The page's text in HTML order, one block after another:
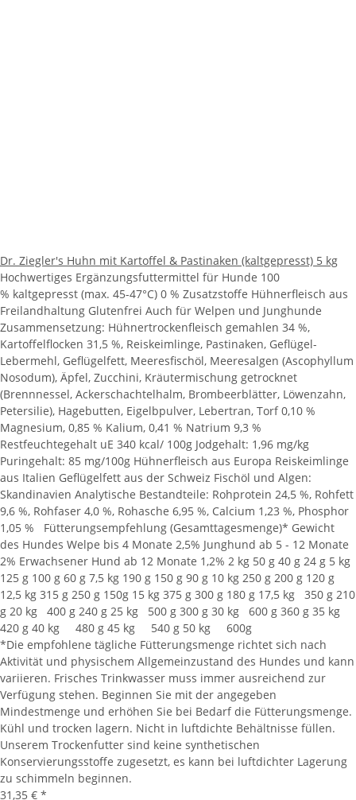
Dr. Ziegler's Huhn mit Kartoffel & Pastinaken (kaltgepresst) 5 kg
Hochwertiges Ergänzungsfuttermittel für Hunde 100
% kaltgepresst (max. 45-47°C) 0 % Zusatzstoffe Hühnerfleisch aus
Freilandhaltung Glutenfrei Auch für Welpen und Junghunde
Zusammensetzung: Hühnertrockenfleisch gemahlen 34 %,
Kartoffelflocken 31,5 %, Reiskeimlinge, Pastinaken, Geflügel-
Lebermehl, Geflügelfett, Meeresfischöl, Meeresalgen (Ascophyllum
Nosodum), Äpfel, Zucchini, Kräutermischung getrocknet
(Brennnessel, Ackerschachtelhalm, Brombeerblätter, Löwenzahn,
Petersilie), Hagebutten, Eigelbpulver, Lebertran, Torf 0,10 %
Magnesium, 0,85 % Kalium, 0,41 % Natrium 9,3 %
Restfeuchtegehalt uE 340 kcal/ 100g Jodgehalt: 1,96 mg/kg
Puringehalt: 85 mg/100g Hühnerfleisch aus Europa Reiskeimlinge
aus Italien Geflügelfett aus der Schweiz Fischöl und Algen:
Skandinavien Analytische Bestandteile: Rohprotein 24,5 %, Rohfett
9,6 %, Rohfaser 4,0 %, Rohasche 6,95 %, Calcium 1,23 %, Phosphor
1,05 % Fütterungsempfehlung (Gesamttagesmenge)* Gewicht
des Hundes Welpe bis 4 Monate 2,5% Junghund ab 5 - 12 Monate
2% Erwachsener Hund ab 12 Monate 1,2% 2 kg 50 g 40 g 24 g 5 kg
125 g 100 g 60 g 7,5 kg 190 g 150 g 90 g 10 kg 250 g 200 g 120 g
12,5 kg 315 g 250 g 150g 15 kg 375 g 300 g 180 g 17,5 kg 350 g 210
g 20 kg 400 g 240 g 25 kg 500 g 300 g 30 kg 600 g 360 g 35 kg
420 g 40 kg 480 g 45 kg 540 g 50 kg 600g
*Die empfohlene tägliche Fütterungsmenge richtet sich nach
Aktivität und physischem Allgemeinzustand des Hundes und kann
variieren. Frisches Trinkwasser muss immer ausreichend zur
Verfügung stehen. Beginnen Sie mit der angegeben
Mindestmenge und erhöhen Sie bei Bedarf die Fütterungsmenge.
Kühl und trocken lagern. Nicht in luftdichte Behältnisse füllen.
Unserem Trockenfutter sind keine synthetischen
Konservierungsstoffe zugesetzt, es kann bei luftdichter Lagerung
zu schimmeln beginnen.
31,35 € *